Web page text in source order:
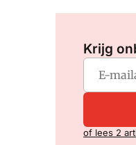
Krijg
of lees 2